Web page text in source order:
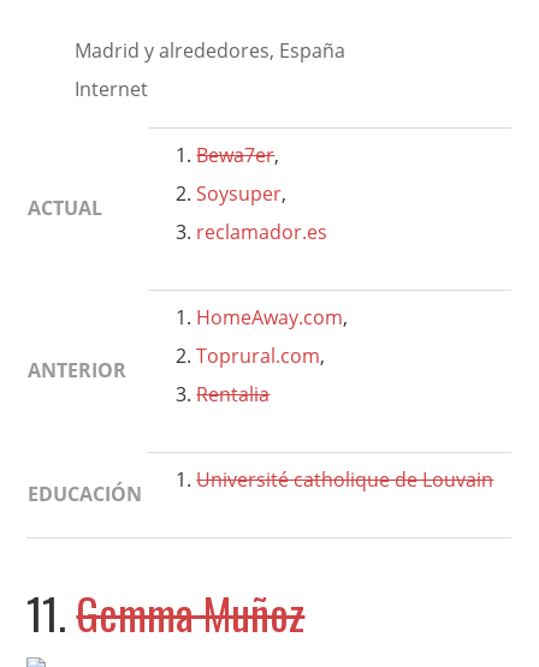
Madrid y alrededores, España
Internet
ACTUAL
Bewa7er,
Soysuper,
reclamador.es
ANTERIOR
HomeAway.com,
Toprural.com,
Rentalia
EDUCACIÓN
Université catholique de Louvain
11.Gemma Muñoz